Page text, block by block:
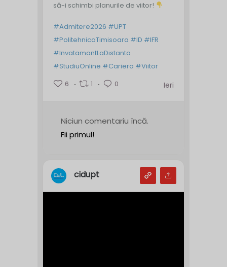
să-i schimbi planurile de viitor!
#Admitere2026 #UPT
#PolitehnicaTimisoara #ID #IFR
#InvatamantLaDistanta
#StudiuOnline #Cariera #Viitor
6
1 0 Ieri
Niciun comentariu încă.
Fii primul!
cidupt